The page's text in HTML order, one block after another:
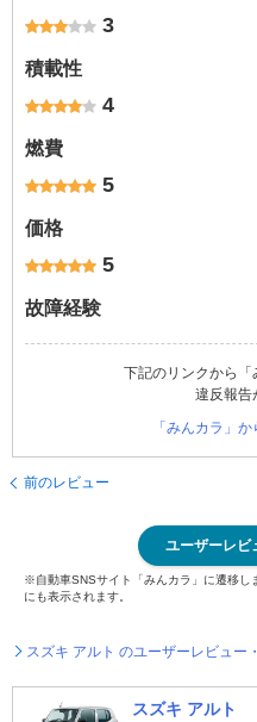
3
積載性
4
燃費
5
価格
5
故障経験
下記のリンクから「
違反報告
「みんカラ」
前のレビュー
ユーザーレビ
※自動車SNSサイト「みんカラ」に遷移し
にも表示されます。
スズキ アルト のユーザーレビュー
スズキ アルト